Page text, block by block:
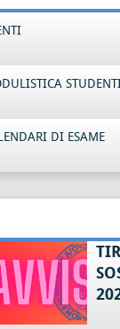
DI ESAME